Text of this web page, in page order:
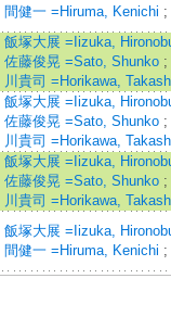
間健一 =Hiruma, Kenichi ;
飯塚大展 =Iizuka,
佐藤俊晃 =Sato, Shunko ;
川貴司 =Horikawa,
飯塚大展 =Iizuka,
佐藤俊晃 =Sato, Shunko ;
川貴司 =Horikawa,
飯塚大展 =Iizuka,
佐藤俊晃 =Sato, Shunko ;
川貴司 =Horikawa,
飯塚大展 =Iizuka,
間健一 =Hiruma, Kenichi ;